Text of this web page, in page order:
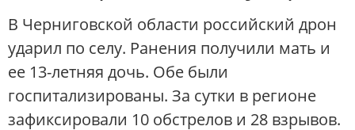
В Черниговской области российский дрон
ударил по селу. Ранения получили мать и
ее 13-летняя дочь. Обе были
госпитализированы. За сутки в регионе
зафиксировали 10 обстрелов и 28 взрывов.